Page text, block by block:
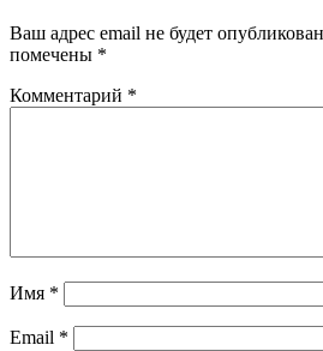
Ваш адрес email не будет
помечены *
Комментарий *
Имя *
Email *